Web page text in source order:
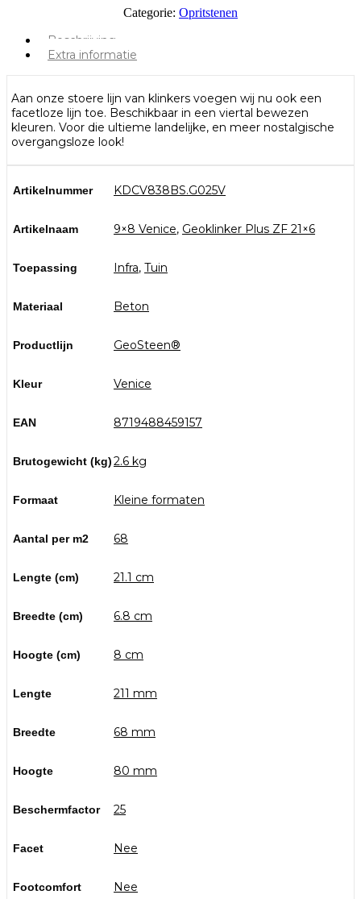
Categorie: Opritstenen
Beschrijving
Extra informatie
Aan onze stoere lijn van klinkers voegen wij nu ook een
facetloze lijn toe. Beschikbaar in een viertal bewezen
kleuren. Voor die ultieme landelijke, en meer nostalgische
overgangsloze look!
Artikelnummer KDCV838BS.G025V
Artikelnaam 9×8 Venice, Geoklinker Plus ZF 21×6
Toepassing Infra, Tuin
Materiaal Beton
Productlijn GeoSteen®
Kleur Venice
EAN 8719488459157
Brutogewicht (kg)2.6 kg
Formaat Kleine formaten
Aantal per m2 68
Lengte (cm) 21.1 cm
Breedte (cm) 6.8 cm
Hoogte (cm) 8 cm
Lengte 211 mm
Breedte 68 mm
Hoogte 80 mm
Beschermfactor 25
Facet Nee
Footcomfort Nee